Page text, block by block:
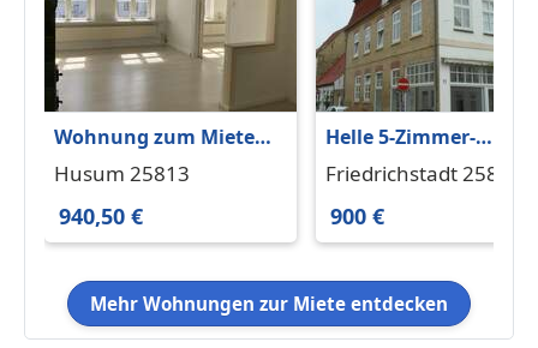
Wohnung zum Mieten
in Husum 940,50 € 99
Husum 25813
940,50 €
Helle 5-Zimmer-
Wohnung in
Friedrichstadt 25840
900 €
Mehr Wohnungen zur Miete entdecken